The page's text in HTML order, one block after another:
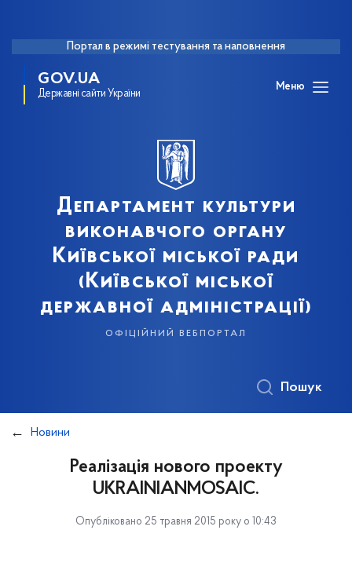
Портал в режимі тестування та наповнення
GOV.UA
Державні сайти України
Меню
Департамент культури
виконавчого органу
Київської міської ради
(Київської міської
державної адміністрації)
офіційний вебпортал
Пошук
Новини
Реалізація нового проекту
UKRAINIANMOSAIC.
Опубліковано 25 травня 2015 року о 10:43